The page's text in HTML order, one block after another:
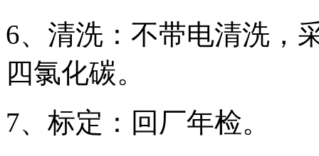
6、清洗：不带电清洗，
四氯化碳。
7、标定：回厂年检。